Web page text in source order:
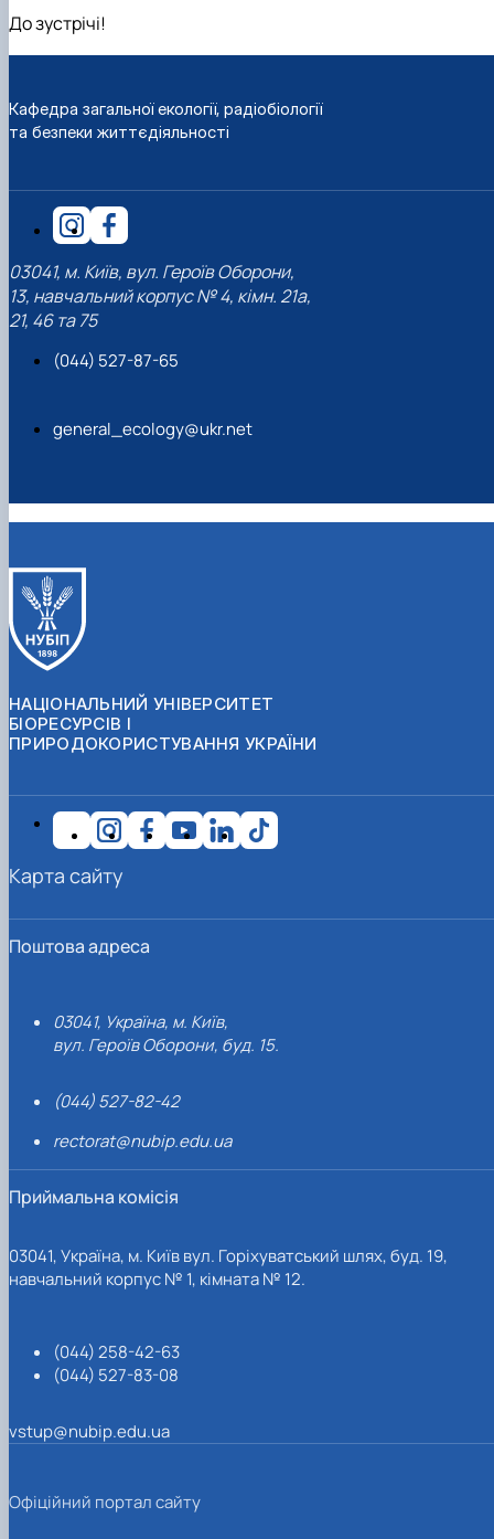
До зустрічі!
Кафедра загальної екології, радіобіології
та безпеки життєдіяльності
03041, м. Київ, вул. Героїв Оборони,
13, навчальний корпус № 4, кімн. 21а,
21, 46 та 75
(044) 527-87-65
general_ecology@ukr.net
НАЦІОНАЛЬНИЙ УНІВЕРСИТЕТ
БІОРЕСУРСІВ І
ПРИРОДОКОРИСТУВАННЯ УКРАЇНИ
Поштова адреса
03041, Україна, м. Київ,
вул. Героїв Оборони, буд. 15.
(044) 527-82-42
rectorat@nubip.edu.ua
Приймальна комісія
03041, Україна, м. Київ вул. Горіхуватський шлях, буд. 19,
навчальний корпус № 1, кімната № 12.
(044) 258-42-63
(044) 527-83-08
vstup@nubip.edu.ua
Карта сайту
Офіційний портал сайту